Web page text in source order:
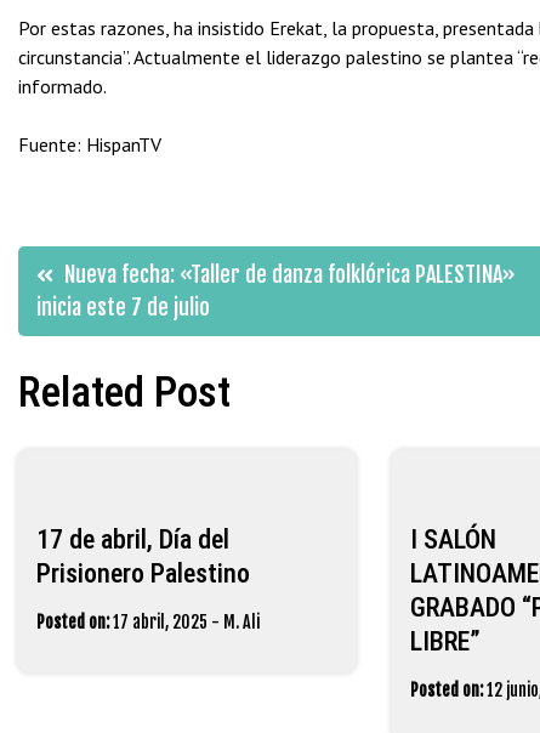
Por estas razones, ha insistido Erekat, la propuesta,
circunstancia”. Actualmente el liderazgo palestino se plantea
informado.
Fuente: HispanTV
Navegación
de
entradas
Nueva fecha: «Taller de danza folklórica PALESTINA»
inicia este 7 de julio
Related Post
17 de abril, Día del
Prisionero Palestino
Posted on:17 abril, 2025 - M. Ali
I SALÓN
GRABADO
LIBRE”
Posted on:12